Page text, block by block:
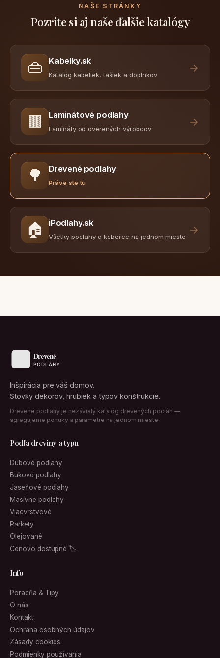
NAŠE STRÁNKY
Pozrite si aj naše ďalšie katalógy
👜 Kabelky.sk
Katalóg kabeliek, tašiek a doplnkov
→
🟫 Laminátové podlahy
Lamináty od overených výrobcov
→
🌳 Drevené podlahy
Práve ste tu
🏠 iPodlahy.sk
Všetky podlahy a koberce na jednom mieste
→
Inšpirácia pre váš domov.
Stovky dekorov, hrubiek a typov konštrukcie.
Drevené podlahy je nezávislý katalóg drevených podláh —
agregujeme ponuky a parametre na jednom mieste.
Podľa dreviny a typu
Dubové podlahy
Bukové podlahy
Jaseňové podlahy
Masívne podlahy
Viacvrstvové
Parkety
Olejované
Cenovo dostupné 🏷
Info
Poradňa & Tipy
O nás
Kontakt
Ochrana osobných údajov
Zásady cookies
Podmienky používania